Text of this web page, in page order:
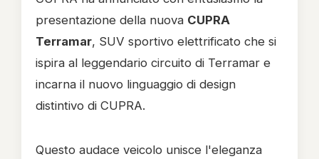
presentazione della nuova CUPRA
Terramar, SUV sportivo elettrificato che si
ispira al leggendario circuito di Terramar e
incarna il nuovo linguaggio di design
distintivo di CUPRA.
Questo audace veicolo unisce l'eleganza